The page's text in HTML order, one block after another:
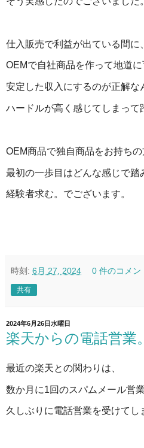
仕入販売で利益が出ている間に、
OEMで自社商品を作って地道に
安定した収入にするのが正解な
ハードルが高く感じてしまって
OEM商品で独自商品をお持ちの
最初の一歩目はどんな感じで踏
経験者求む。でございます。
時刻: 6月 27, 2024 0 件のコメン
共有
2024年6月26日水曜日
楽天からの電話営業。
最近の楽天との関わりは、
数か月に1回のスパムメール営
久しぶりに電話営業を受けてし